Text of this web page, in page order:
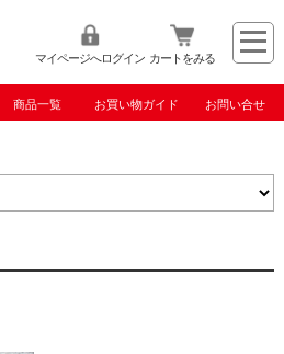
マイページへログイン カートをみる
商品一覧 お買い物ガイド お問い合せ